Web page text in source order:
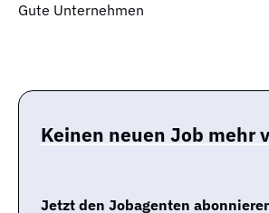
Gute Unternehmen
Keinen neuen Job mehr
Jetzt den Jobagenten